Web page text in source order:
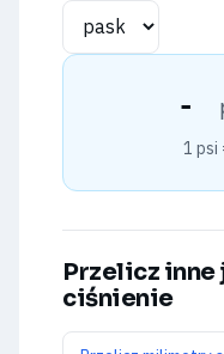
-
1 psi
Przelicz
ciśnienie